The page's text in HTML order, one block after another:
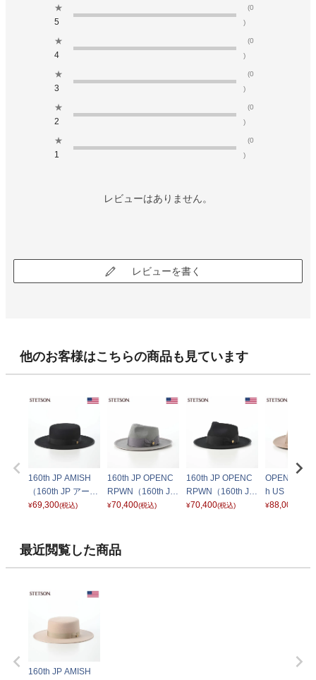
★
5
(0
)
★
4
(0
)
★
3
(0
)
★
2
(0
)
★
1
(0
)
レビューはありません。
レビューを書く
他のお客様はこちらの商品も見ています
160th JP AMISH
（160th JP アーミ
ッシュ） SE846
¥69,300(税込)
160th JP OPENC
RPWN（160th JP
オープンクラウ
¥70,400(税込)
160th JP OPENC
RPWN（160th JP
オープンクラウ
¥70,400(税込)
OPENROAD
h US（オー
ード 160th
¥88,000
最近閲覧した商品
160th JP AMISH